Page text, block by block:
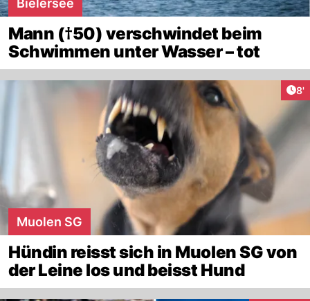
Bielersee
Mann (†50) verschwindet beim
Schwimmen unter Wasser – tot
8'
Muolen SG
Hündin reisst sich in Muolen SG von
der Leine los und beisst Hund